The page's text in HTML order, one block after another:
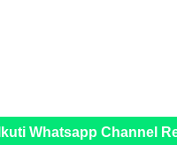
Ikuti Whatsapp Channel